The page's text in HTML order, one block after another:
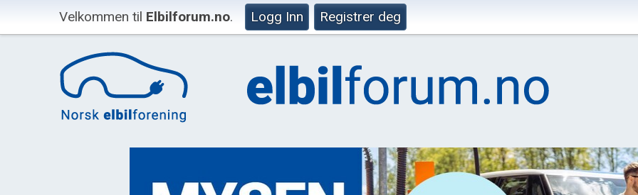
Velkommen til Elbilforum.no. Logg Inn Registrer deg